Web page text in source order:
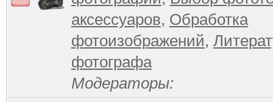
аксессуаров, Обработка
фотоизображений,
фотографа
Модераторы: